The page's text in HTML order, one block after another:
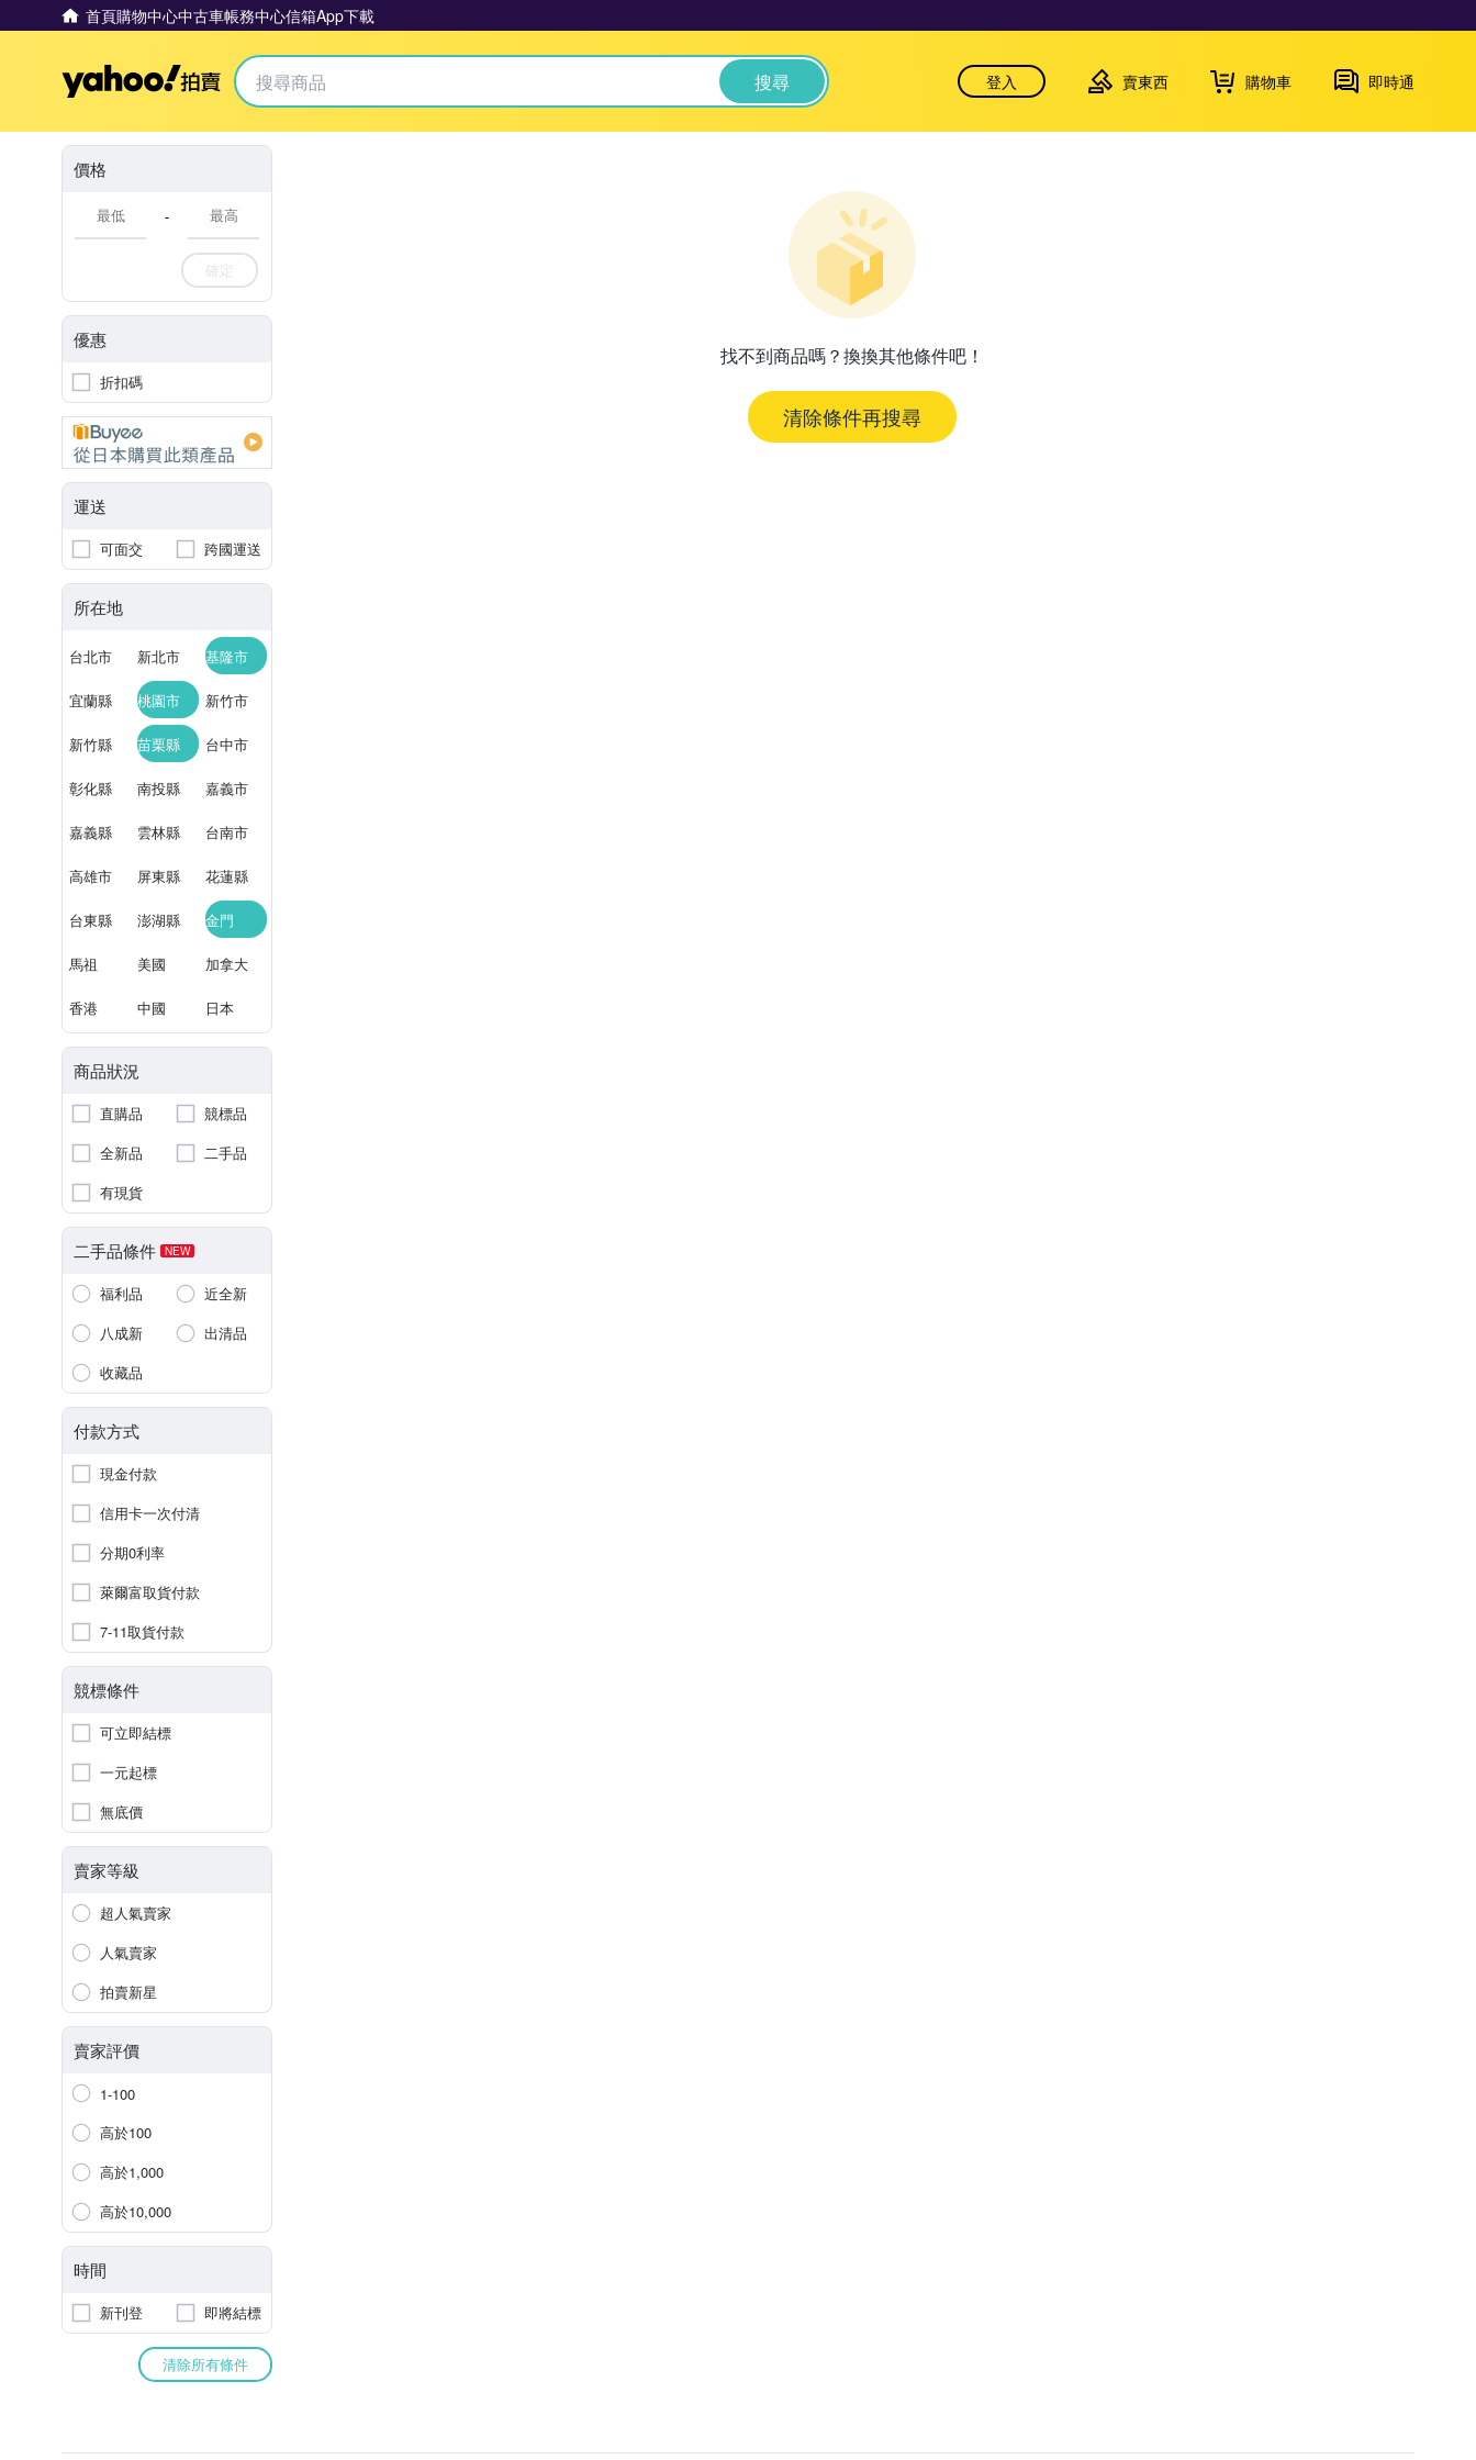
首頁購物中心中古車帳務中心信箱App下載
Yahoo拍賣 搜尋 登入 賣東西 購物車 即時通
價格
-
確定
優惠
折扣碼
運送
可面交 跨國運送
所在地
台北市 新北市 基隆市
宜蘭縣 桃園市 新竹市
新竹縣 苗栗縣 台中市
彰化縣 南投縣 嘉義市
嘉義縣 雲林縣 台南市
高雄市 屏東縣 花蓮縣
台東縣 澎湖縣 金門
馬祖 美國 加拿大
香港 中國 日本
商品狀況
直購品
競標品
全新品
二手品
有現貨
二手品條件 NEW
福利品
近全新
八成新
出清品
收藏品
付款方式
現金付款
信用卡一次付清
分期0利率
萊爾富取貨付款
7-11取貨付款
競標條件
可立即結標
一元起標
無底價
賣家等級
超人氣賣家
人氣賣家
拍賣新星
賣家評價
1-100
高於100
高於1,000
高於10,000
時間
新刊登 即將結標
清除所有條件
找不到商品嗎？換換其他條件吧！
清除條件再搜尋